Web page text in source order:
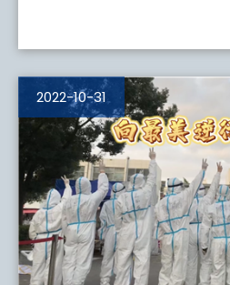
2022-10-31